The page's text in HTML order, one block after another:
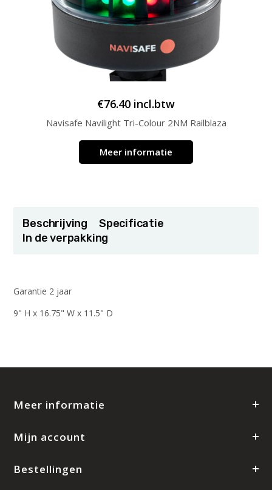
€76.40 incl.btw
Navisafe Navilight Tri-Colour 2NM Railblaza
Meer informatie
Beschrijving
Specificatie
In de verpakking
Garantie 2 jaar
9" H x 16.75" W x 11.5" D
Meer informatie
Mijn account
Bestellingen